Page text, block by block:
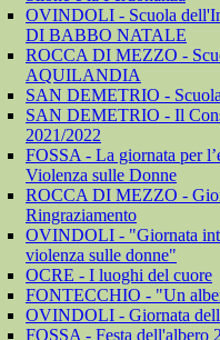
OVINDOLI - Scuola
DI BABBO NATALE
ROCCA DI MEZZO -
AQUILANDIA
SAN DEMETRIO -
SAN DEMETRIO - Il
2021/2022
FOSSA - La giornata per
Violenza sulle Donne
ROCCA DI MEZZO -
Ringraziamento
OVINDOLI - "Giornata
violenza sulle donne"
OCRE - I luoghi del cuore
FONTECCHIO - "Un
OVINDOLI - Giornata
FOSSA - Festa dell'albero